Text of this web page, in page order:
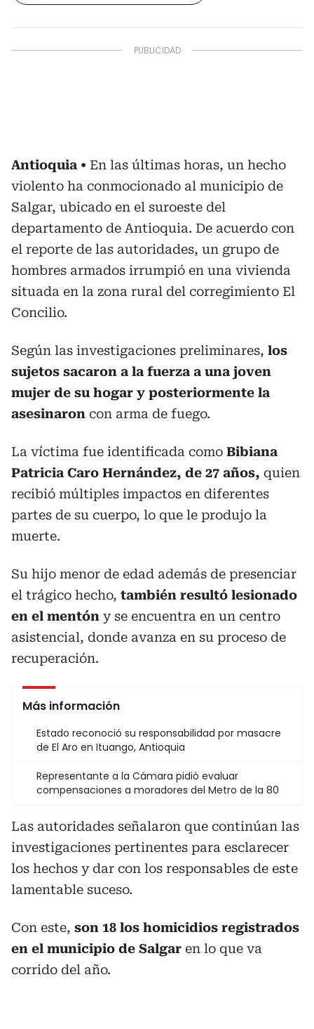
Antioquia
En las últimas horas, un hecho
violento ha conmocionado al municipio de
Salgar, ubicado en el suroeste del
departamento de Antioquia. De acuerdo con
el reporte de las autoridades, un grupo de
hombres armados irrumpió en una vivienda
situada en la zona rural del corregimiento El
Concilio.
Según las investigaciones preliminares, los
sujetos sacaron a la fuerza a una joven
mujer de su hogar y posteriormente la
asesinaron con arma de fuego.
La víctima fue identificada como Bibiana
Patricia Caro Hernández, de 27 años, quien
recibió múltiples impactos en diferentes
partes de su cuerpo, lo que le produjo la
muerte.
Su hijo menor de edad además de presenciar
el trágico hecho, también resultó lesionado
en el mentón y se encuentra en un centro
asistencial, donde avanza en su proceso de
recuperación.
Más información
Estado reconoció su responsabilidad por masacre
de El Aro en Ituango, Antioquia
Representante a la Cámara pidió evaluar
compensaciones a moradores del Metro de la 80
Las autoridades señalaron que continúan las
investigaciones pertinentes para esclarecer
los hechos y dar con los responsables de este
lamentable suceso.
Con este, son 18 los homicidios registrados
en el municipio de Salgar en lo que va
corrido del año.